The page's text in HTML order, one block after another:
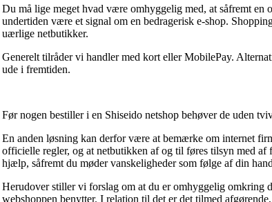
Du må lige meget hvad være omhyggelig med, at såfremt
undertiden være et signal om en bedragerisk e-shop.
uærlige netbutikker.
Generelt tilråder vi handler med kort eller MobilePay.
ude i fremtiden.
Før nogen bestiller i en Shiseido netshop behøver de uden
En anden løsning kan derfor være at bemærke om internet
officielle regler, og at netbutikken af og til føres tilsyn med af
hjælp, såfremt du møder vanskeligheder som følge af din
Herudover stiller vi forslag om at du er omhyggelig omkring
webshoppen benytter. I relation til det er det tilmed